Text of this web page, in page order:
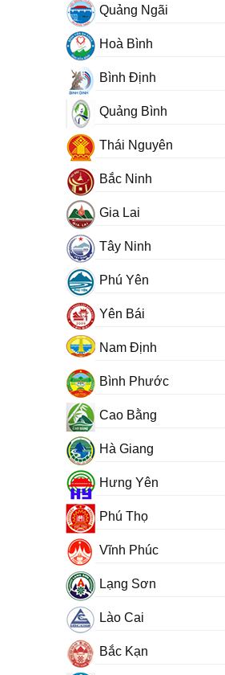
Quảng Ngãi
Hoà Bình
Bình Định
Quảng Bình
Thái Nguyên
Bắc Ninh
Gia Lai
Tây Ninh
Phú Yên
Yên Bái
Nam Định
Bình Phước
Cao Bằng
Hà Giang
Hưng Yên
Phú Thọ
Vĩnh Phúc
Lạng Sơn
Lào Cai
Bắc Kạn